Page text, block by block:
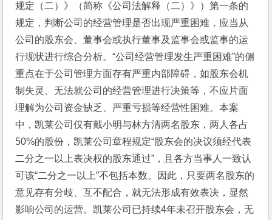
规定（二）》（简称《公司法解释（二）》）第一条的
规定，判断公司的经营管理是否出现严重困难，应当从
公司的股东会、董事会或执行董事及监事会或监事的运
行现状进行综合分析。“公司经营管理发生严重困难”的侧
重点在于公司管理方面存有严重内部障碍，如股东会机
制失灵、无法就公司的经营管理进行决策等，不应片面
理解为公司资金缺乏、严重亏损等经营性困难。本案
中，凯莱公司仅有戴小明与林方清两名股东，两人各占
50%的股份，凯莱公司章程规定“股东会的决议须经代表
二分之一以上表决权的股东通过”，且各方当事人一致认
可该“二分之一以上”不包括本数。因此，只要两名股东的
意见存有分歧、互不配合，就无法形成有效表决，显然
影响公司的运营。凯莱公司已持续4年未召开股东会，无